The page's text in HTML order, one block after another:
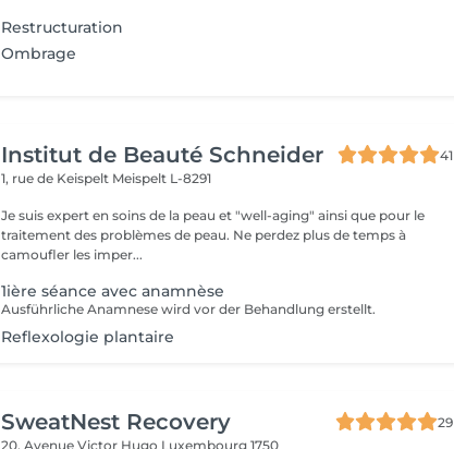
Restructuration
Ombrage
Institut de Beauté Schneider
41
1, rue de Keispelt Meispelt L-8291
Je suis expert en soins de la peau et "well-aging" ainsi que pour le
traitement des problèmes de peau. Ne perdez plus de temps à
camoufler les imper...
1ière séance avec anamnèse
Ausführliche Anamnese wird vor der Behandlung erstellt.
Reflexologie plantaire
SweatNest Recovery
29
20, Avenue Victor Hugo Luxembourg 1750